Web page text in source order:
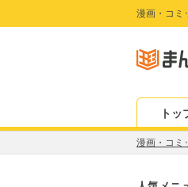
漫画・コミ
トッ
漫画・コミ